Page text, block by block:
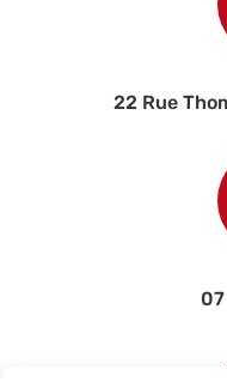
22 Rue